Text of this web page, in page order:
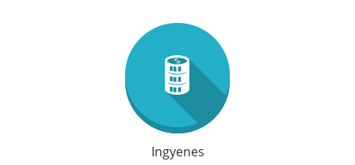
Ingyenes